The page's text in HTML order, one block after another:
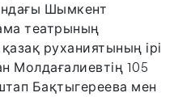
Шымкент
театрының
руханиятының ірі
Молдағалиевтің 105
Бақтыгереева мен